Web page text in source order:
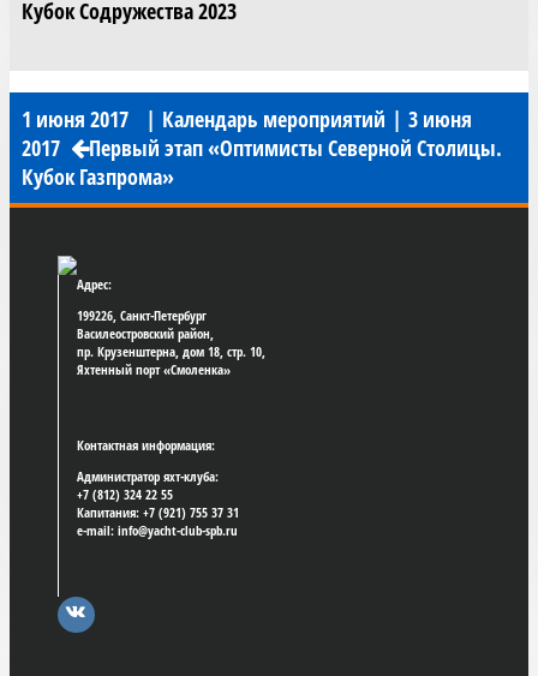
Кубок Содружества 2023
1 июня 2017 | Календарь мероприятий | 3 июня
2017
Первый этап «Оптимисты Северной Столицы.
Кубок Газпрома»
Адрес:
199226, Санкт-Петербург
Василеостровский район,
пр. Крузенштерна, дом 18, стр. 10,
Яхтенный порт «Смоленка»
Контактная информация:
Администратор яхт-клуба:
+7 (812) 324 22 55
Капитания: +7 (921) 755 37 31
e-mail: info@yacht-club-spb.ru